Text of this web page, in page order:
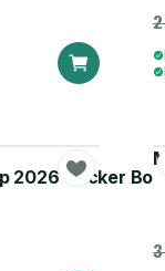
2026 Sticker